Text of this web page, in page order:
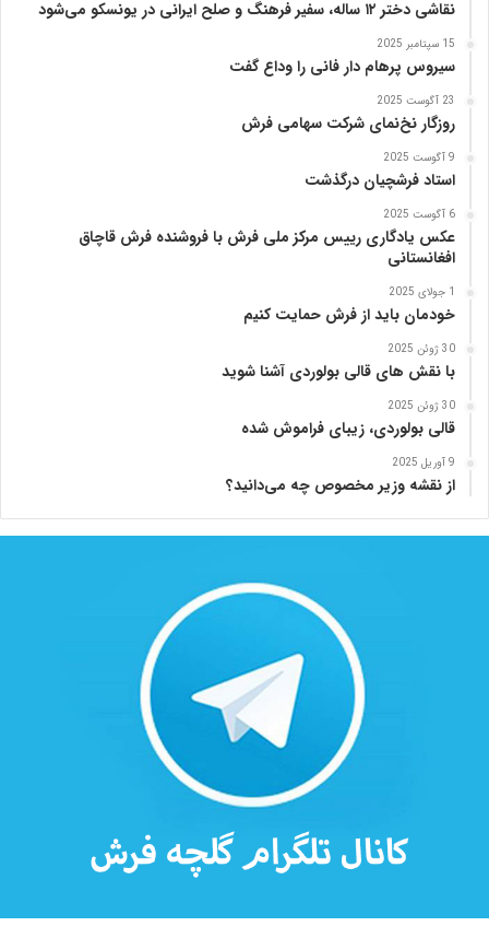
نقاشی دختر ۱۲ ساله، سفیر فرهنگ و صلح ایرانی در یونسکو می‌شود
15 سپتامبر 2025
سیروس پرهام دار فانی را وداع گفت
23 آگوست 2025
روزگار نخ‌نمای شرکت سهامی فرش
9 آگوست 2025
استاد فرشچیان درگذشت
6 آگوست 2025
عکس یادگاری رییس مرکز ملی فرش با فروشنده فرش قاچاق
افغانستانی
1 جولای 2025
خودمان باید از فرش حمایت کنیم
30 ژوئن 2025
با نقش های قالی بولوردی آشنا شوید
30 ژوئن 2025
قالی بولوردی، زیبای فراموش شده
9 آوریل 2025
از نقشه وزیر مخصوص چه می‌دانید؟